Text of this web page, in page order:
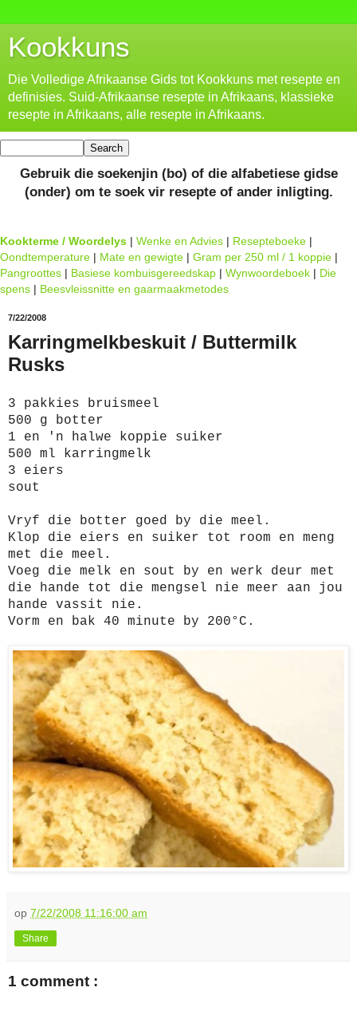
Kookkuns
Die Volledige Afrikaanse Gids tot Kookkuns met resepte en
definisies. Suid-Afrikaanse resepte in Afrikaans, klassieke
resepte in Afrikaans, alle resepte in Afrikaans.
Gebruik die soekenjin (bo) of die alfabetiese gidse
(onder) om te soek vir resepte of ander inligting.
Kookterme / Woordelys | Wenke en Advies | Resepteboeke |
Oondtemperature | Mate en gewigte | Gram per 250 ml / 1 koppie |
Pangroottes | Basiese kombuisgereedskap | Wynwoordeboek | Die
spens | Beesvleissnitte en gaarmaakmetodes
7/22/2008
Karringmelkbeskuit / Buttermilk
Rusks
3 pakkies bruismeel
500 g botter
1 en 'n halwe koppie suiker
500 ml karringmelk
3 eiers
sout
Vryf die botter goed by die meel.
Klop die eiers en suiker tot room en meng
met die meel.
Voeg die melk en sout by en werk deur met
die hande tot die mengsel nie meer aan jou
hande vassit nie.
Vorm en bak 40 minute by 200°C.
op 7/22/2008 11:16:00 am
Share
1 comment :